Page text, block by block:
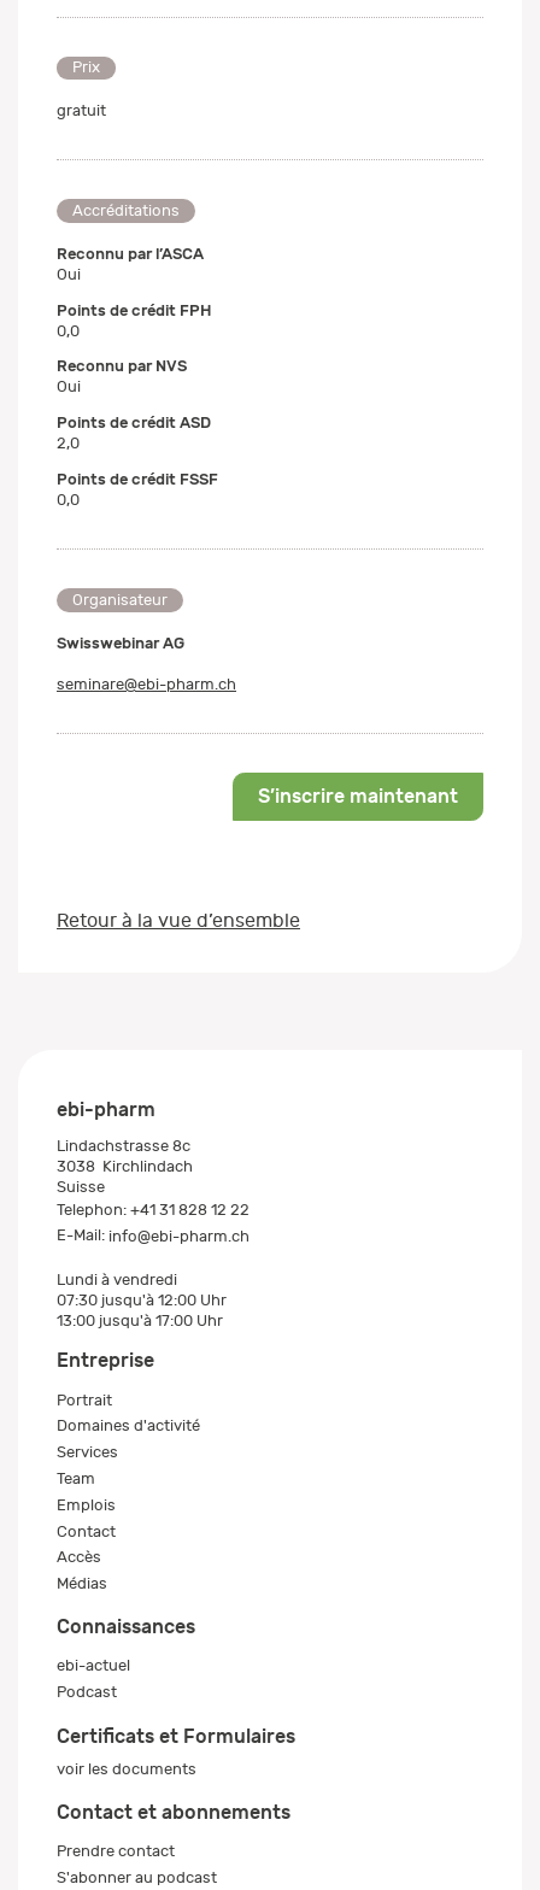
Prix
gratuit
Accréditations
Reconnu par l’ASCA
Oui
Points de crédit FPH
0,0
Reconnu par NVS
Oui
Points de crédit ASD
2,0
Points de crédit FSSF
0,0
Organisateur
Swisswebinar AG
seminare@ebi-pharm.ch
S’inscrire maintenant
Retour à la vue d’ensemble
ebi-pharm
Lindachstrasse 8c
3038 Kirchlindach
Suisse
Telephon: +41 31 828 12 22
E-Mail: info@ebi-pharm.ch
Lundi à vendredi
07:30 jusqu'à 12:00 Uhr
13:00 jusqu'à 17:00 Uhr
Entreprise
Portrait
Domaines d'activité
Services
Team
Emplois
Contact
Accès
Médias
Connaissances
ebi-actuel
Podcast
Certificats et Formulaires
voir les documents
Contact et abonnements
Prendre contact
S'abonner au podcast